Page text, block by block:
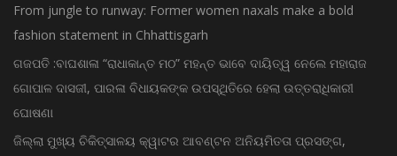
From jungle to runway: Former women naxals make a bold
fashion statement in Chhattisgarh
ଗଜପତି :ବାଘଶାଳା “ରାଧାକାନ୍ତ ମଠ” ମହନ୍ତ ଭାବେ ଦାୟିତ୍ୱ ନେଲେ ମହାରାଜ
ଗୋପାଳ ଦାସଜୀ, ପାରଳା ବିଧାୟକଙ୍କ ଉପସ୍ଥିତିରେ ହେଲା ଉତ୍ତରାଧିକାରୀ
ଘୋଷଣା
ଜିଲ୍ଲା ମୁଖ୍ୟ ଚିକିତ୍ସାଳୟ କ୍ୱାଟର ଆବଣ୍ଟନ ଅନିୟମିତତା ପ୍ରସଙ୍ଗ,